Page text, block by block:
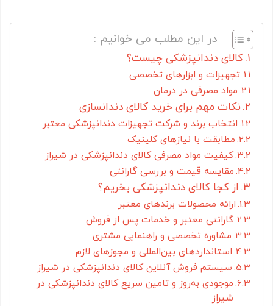
در این مطلب می خوانیم :
کالای دندانپزشکی چیست؟
تجهیزات و ابزارهای تخصصی
مواد مصرفی در درمان
نکات مهم برای خرید کالای دندانسازی
انتخاب برند و شرکت تجهیزات دندانپزشکی معتبر
مطابقت با نیازهای کلینیک
کیفیت مواد مصرفی کالای دندانپزشکی در شیراز
مقایسه قیمت و بررسی گارانتی
از کجا کالای دندانپزشکی بخریم؟
ارائه محصولات برندهای معتبر
گارانتی معتبر و خدمات پس از فروش
مشاوره تخصصی و راهنمایی مشتری
استانداردهای بین‌المللی و مجوزهای لازم
سیستم فروش آنلاین کالای دندانپزشکی در شیراز
موجودی به‌روز و تامین سریع کالای دندانپزشکی در
شیراز